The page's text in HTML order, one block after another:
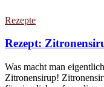
Rezepte
Rezept:
Was macht man
Zitronensirup!